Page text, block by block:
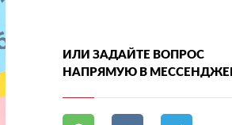
Когда суд может отказать в
наследственным срокам
ИЛИ ЗАДАЙТЕ ВОПРОС
НАПРЯМУЮ В